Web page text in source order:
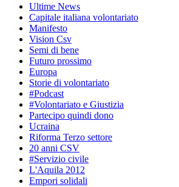
Ultime News
Capitale italiana volontariato
Manifesto
Vision Csv
Semi di bene
Futuro prossimo
Europa
Storie di volontariato
#Podcast
#Volontariato e Giustizia
Partecipo quindi dono
Ucraina
Riforma Terzo settore
20 anni CSV
#Servizio civile
L'Aquila 2012
Empori solidali